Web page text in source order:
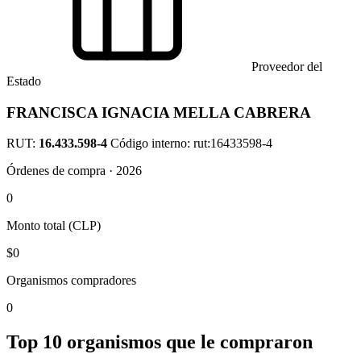
Proveedor del
Estado
FRANCISCA IGNACIA MELLA CABRERA
RUT: 16.433.598-4 Código interno: rut:16433598-4
Órdenes de compra · 2026
0
Monto total (CLP)
$0
Organismos compradores
0
Top 10 organismos que le compraron